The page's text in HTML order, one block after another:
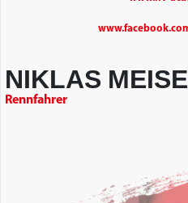
NIKLAS
Rennfahrer